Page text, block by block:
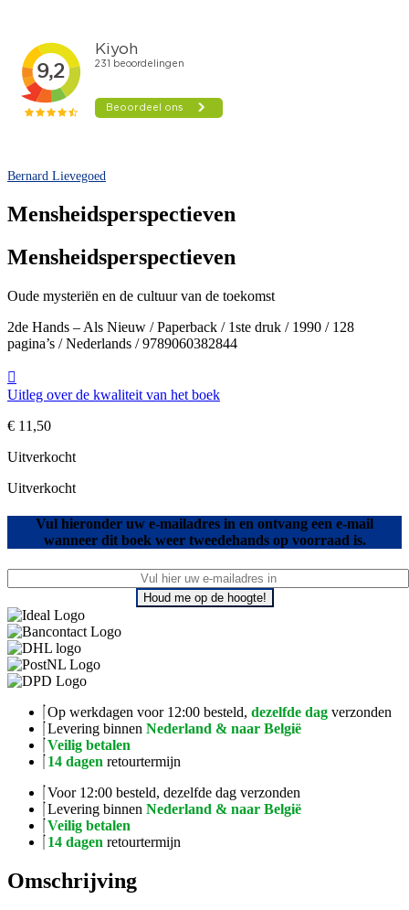
Bernard Lievegoed
Mensheidsperspectieven
Mensheidsperspectieven
Oude mysteriën en de cultuur van de toekomst
2de Hands – Als Nieuw / Paperback / 1ste druk / 1990 / 128
pagina’s / Nederlands / 9789060382844
Uitleg over de kwaliteit van het boek
€ 11,50
Uitverkocht
Uitverkocht
Vul hieronder uw e-mailadres in en ontvang een e-mail
wanneer dit boek weer tweedehands op voorraad is.
Houd me op de hoogte!
Op werkdagen voor 12:00 besteld, dezelfde dag verzonden
Levering binnen Nederland & naar België
Veilig betalen
14 dagen retourtermijn
Voor 12:00 besteld, dezelfde dag verzonden
Levering binnen Nederland & naar België
Veilig betalen
14 dagen retourtermijn
Omschrijving